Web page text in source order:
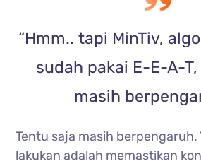
“Hmm.. tapi MinTiv,
sudah pakai E-E-A-
masih
Tentu saja masih berpengaruh.
lakukan adalah memastikan